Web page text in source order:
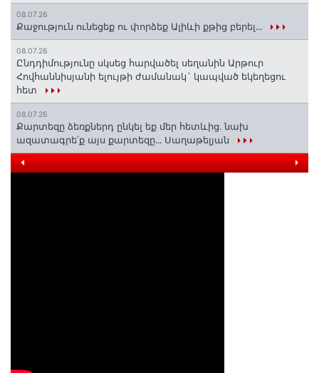
08.07.26
Քաջություն ունեցեք ու փորձեք Ալիևի քթից բերել․․․
08.07.26
Ընդդիմությունը սկսեց հարվածել սեղանին Արթուր
Հովհաննիսյանի ելույթի ժամանակ` կապված եկեղեցու
հետ
08.07.26
Քարտեզը ձեռքներդ ընկել եք մեր հետևից․ նախ
ազատագրե՛ք այս քարտեզը․․․ Սաղաթելյան